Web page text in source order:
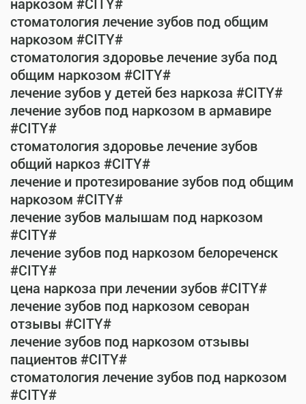
наркозом #CITY#
стоматология лечение зубов под общим
наркозом #CITY#
стоматология здоровье лечение зуба под
общим наркозом #CITY#
лечение зубов у детей без наркоза #CITY#
лечение зубов под наркозом в армавире
#CITY#
стоматология здоровье лечение зубов
общий наркоз #CITY#
лечение и протезирование зубов под общим
наркозом #CITY#
лечение зубов малышам под наркозом
#CITY#
лечение зубов под наркозом белореченск
#CITY#
цена наркоза при лечении зубов #CITY#
лечение зубов под наркозом севоран
отзывы #CITY#
лечение зубов под наркозом отзывы
пациентов #CITY#
стоматология лечение зубов под наркозом
#CITY#